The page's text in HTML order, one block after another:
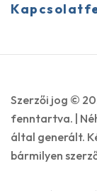
Szerzői jog ©
fenntartva. |
által generált.
bármilyen